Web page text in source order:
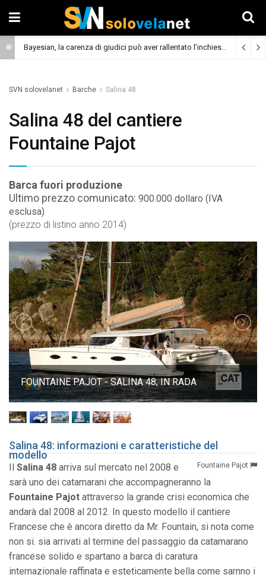
Bayesian, la carenza di giudici può aver rallentato l’inchiesta (Cronaca)
SVN solovelanet Barche Salina 48
Salina 48 del cantiere
Fountaine Pajot
Barca fuori produzione
Ultimo prezzo comunicato: 900.000 dollaro (IVA
esclusa)
(prezzo di listino anno 2014)
FOUNTAINE PAJOT - SALINA 48, IN RADA
Salina 48: informazioni e caratteristiche del
modello
Fountaine Pajot
Salina 48 arriva sul mercato nel 2008 e
sarà uno dei catamarani che accompagneranno la
Fountaine Pajot attraverso la grande crisi economica che
andarà dal 2008 al 2012. In questo modello il cantiere
Francese che è ancora diretto da Mr. Fountain, si nota come
non si. sia arrivati al termine del passaggio da catamarano
francese solido e spartano a barca di caratura
internazionale raffinata e esteticamente bella come sarnno i